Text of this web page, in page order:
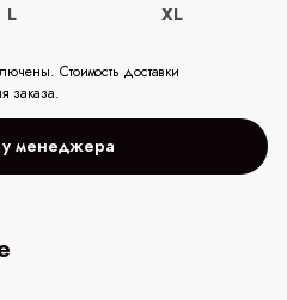
L XL
Стоимость доставки
заказа.
у менеджера